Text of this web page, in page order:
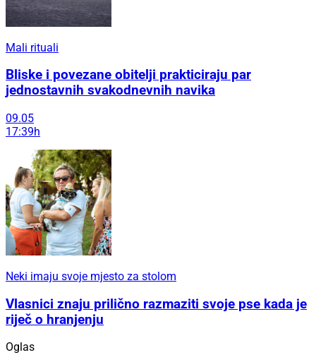
Mali rituali
Bliske i povezane obitelji prakticiraju par
jednostavnih svakodnevnih navika
09.05
17:39h
Neki imaju svoje mjesto za stolom
Vlasnici znaju prilično razmaziti svoje pse kada je
riječ o hranjenju
Oglas